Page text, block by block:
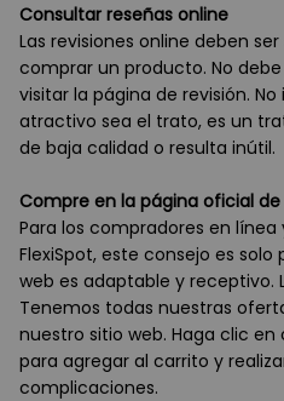
Consultar reseñas online
Las revisiones online deben
comprar un producto. No
visitar la página de revisión.
atractivo sea el trato, es un
de baja calidad o resulta inútil.
Compre en la página oficial de
Para los compradores en
FlexiSpot, este consejo es solo
web es adaptable y receptivo.
Tenemos todas nuestras
nuestro sitio web. Haga clic
para agregar al carrito y
complicaciones.